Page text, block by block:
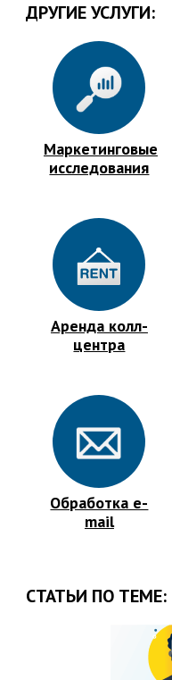
ДРУГИЕ УСЛУГИ:
Маркетинговые
исследования
Аренда колл-
центра
Обработка e-
mail
СТАТЬИ ПО ТЕМЕ: